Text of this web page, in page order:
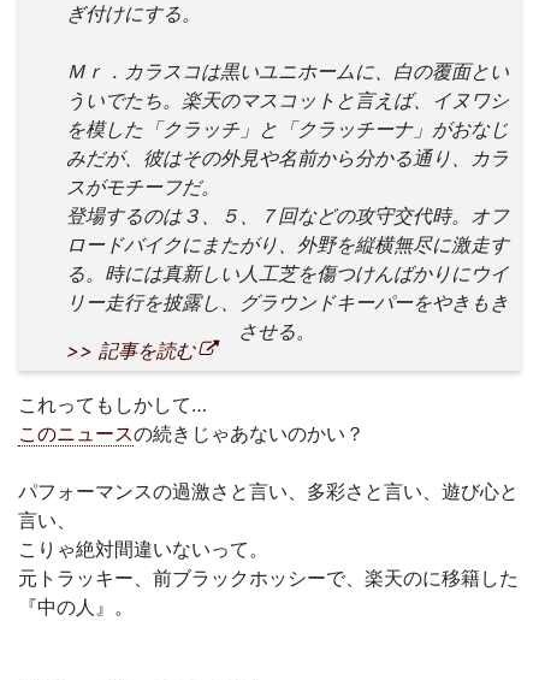
ぎ付けにする。
Ｍｒ．カラスコは黒いユニホームに、白の覆面とい
ういでたち。楽天のマスコットと言えば、イヌワシ
を模した「クラッチ」と「クラッチーナ」がおなじ
みだが、彼はその外見や名前から分かる通り、カラ
スがモチーフだ。
登場するのは３、５、７回などの攻守交代時。オフ
ロードバイクにまたがり、外野を縦横無尽に激走す
る。時には真新しい人工芝を傷つけんばかりにウイ
リー走行を披露し、グラウンドキーパーをやきもき
させる。
>> 記事を読む
これってもしかして…
このニュースの続きじゃあないのかい？
パフォーマンスの過激さと言い、多彩さと言い、遊び心と
言い、
こりゃ絶対間違いないって。
元トラッキー、前ブラックホッシーで、楽天のに移籍した
『中の人』。